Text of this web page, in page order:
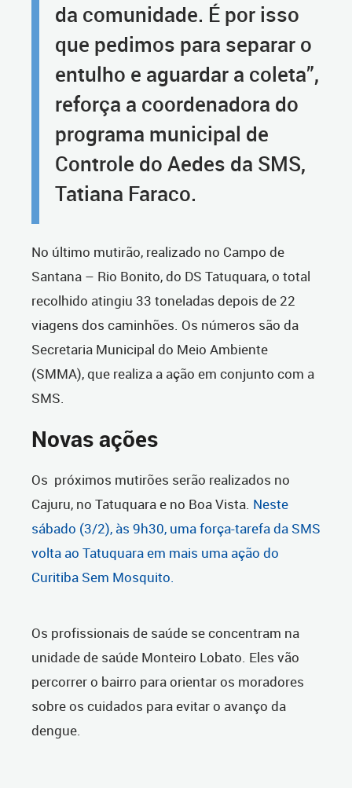
da comunidade. É por isso
que pedimos para separar o
entulho e aguardar a coleta”,
reforça a coordenadora do
programa municipal de
Controle do Aedes da SMS,
Tatiana Faraco.
No último mutirão, realizado no Campo de
Santana – Rio Bonito, do DS Tatuquara, o total
recolhido atingiu 33 toneladas depois de 22
viagens dos caminhões. Os números são da
Secretaria Municipal do Meio Ambiente
(SMMA), que realiza a ação em conjunto com a
SMS.
Novas ações
Os próximos mutirões serão realizados no
Cajuru, no Tatuquara e no Boa Vista. Neste
sábado (3/2), às 9h30, uma força-tarefa da SMS
volta ao Tatuquara em mais uma ação do
Curitiba Sem Mosquito.
Os profissionais de saúde se concentram na
unidade de saúde Monteiro Lobato. Eles vão
percorrer o bairro para orientar os moradores
sobre os cuidados para evitar o avanço da
dengue.